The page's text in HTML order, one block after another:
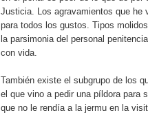
Justicia. Los agravamientos que he
para todos los gustos. Tipos
la parsimonia del personal
con vida.
También existe el subgrupo de los
el que vino a pedir una píldora para
que no le rendía a la jermu en la